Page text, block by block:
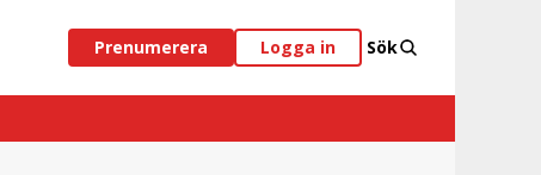
Prenumerera Logga in Sök